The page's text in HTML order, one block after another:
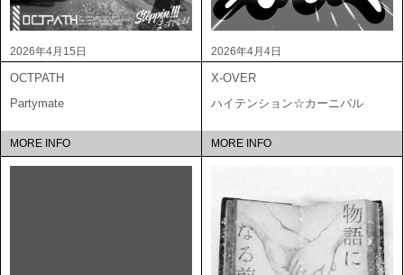
2026年4月15日
OCTPATH
Partymate
MORE INFO
2026年4月4日
X-OVER
ハイテンション☆カーニバル
MORE INFO